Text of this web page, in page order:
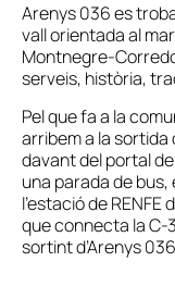
Arenys 036 es
vall orientada al
Montnegre-
serveis, història,
Pel que fa a la
arribem a la sortida
davant del portal
una parada de bus,
l’estació de RENFE
que connecta la C-
sortint d’Arenys